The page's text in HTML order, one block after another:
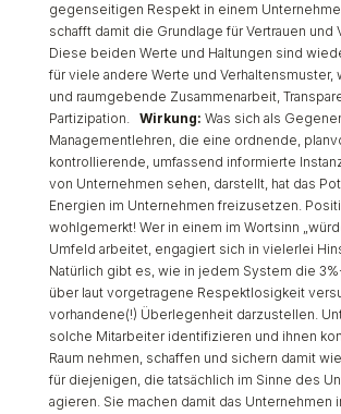
gegenseitigen Respekt in einem
schafft damit die Grundlage für Vertrauen und
Diese beiden Werte und Haltungen sind
für viele andere Werte und Verhaltensmuster,
und raumgebende Zusammenarbeit,
Partizipation. Wirkung: Was sich als
Managementlehren, die eine ordnende,
kontrollierende, umfassend informierte
von Unternehmen sehen, darstellt, hat das
Energien im Unternehmen freizusetzen.
wohlgemerkt! Wer in einem im Wortsinn
Umfeld arbeitet, engagiert sich in vielerlei
Natürlich gibt es, wie in jedem System die
über laut vorgetragene Respektlosigkeit
vorhandene(!) Überlegenheit darzustellen.
solche Mitarbeiter identifizieren und ihnen
Raum nehmen, schaffen und sichern damit
für diejenigen, die tatsächlich im Sinne des
agieren. Sie machen damit das Unternehmen